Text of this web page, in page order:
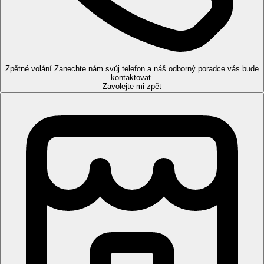
lehátka, slunečníky a osušky zdarma.
Dvoulůžkový pokoj, Výhled zahrada:
koupelna/WC
sezóně), telefon, minibar, TV/sat., trezor, set pro přípravu čaje a
kávy, balkon nebo terasa.
Dvoulůžkový pokoj, Výhled moře:
s výhledem na
Dvoulůžkový pokoj, Superior:
prostornější.
Denní a večerní animační a zábavné programy pro děti i
Stravování
Snídaně, oběd a večeře formou bufetu
Pozdní snídaně
Odpolední snack
Zpětné volání Zanechte nám svůj telefon a náš odborný poradce vás bude
kontaktovat.
Zavolejte mi zpět